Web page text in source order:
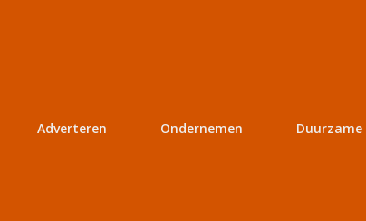
Adverteren Ondernemen Duurzame